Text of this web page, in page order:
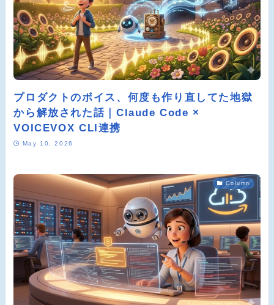
プロダクトのボイス、何度も作り直してた地獄
から解放された話｜Claude Code ×
VOICEVOX CLI連携
May 10, 2026
Column